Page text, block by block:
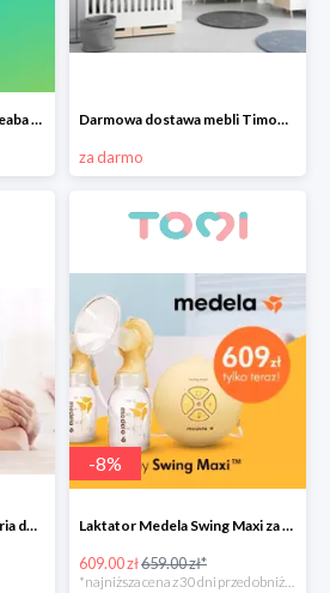
Super ceny na akcesoria Beaba do -30% Darmowa dostawa mebli Timoore
za darmo
Promocja -15% na akcesoria do karmienia Chicco
-8%
Laktator Medela Swing Maxi za 609zł
609.00 zł659.00 zł*
*najniższa cena z 30 dni przed obniżką